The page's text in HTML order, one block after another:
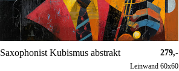
Saxophonist Kubismus abstrakt 279,-
Leinwand 60x60